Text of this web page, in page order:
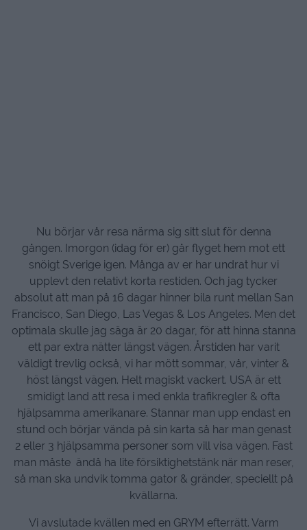
Nu börjar vår resa närma sig sitt slut för denna
gången. Imorgon (idag för er) går flyget hem mot ett
snöigt Sverige igen. Många av er har undrat hur vi
upplevt den relativt korta restiden. Och jag tycker
absolut att man på 16 dagar hinner bila runt mellan San
Francisco, San Diego, Las Vegas & Los Angeles. Men det
optimala skulle jag säga är 20 dagar, för att hinna stanna
ett par extra nätter längst vägen. Årstiden har varit
väldigt trevlig också, vi har mött sommar, vår, vinter &
höst längst vägen. Helt magiskt vackert. USA är ett
smidigt land att resa i med enkla trafikregler & ofta
hjälpsamma amerikanare. Stannar man upp endast en
stund och börjar vända på sin karta så har man genast
2 eller 3 hjälpsamma personer som vill visa vägen. Fast
man måste ändå ha lite försiktighetstänk när man reser,
så man ska undvik tomma gator & gränder, speciellt på
kvällarna.
Vi avslutade kvällen med en GRYM efterrätt. Varm